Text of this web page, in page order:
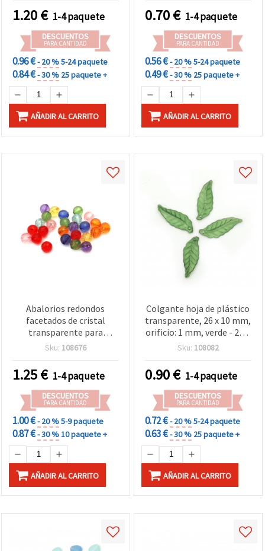
bisutería DIY
1.20€ 1-4 paquete
DESCUENTOS
PARA CANTIDAD
0.96 €- 20 %5-24 paquete
0.84 €- 30 % 25 paquete +
AÑADIR AL CARRITO
0.70€ 1-4 paquete
DESCUENTOS
PARA CANTIDAD
0.56 €- 20 %5-24 paquete
0.49 €- 30 % 25 paquete +
AÑADIR AL CARRITO
Abalorios redondos
facetados de cristal
transparente para
bisutería y manualidades,
colores surtidos - 50 g
(aprox. 90 piezas)
Sku: 108676
1.25€ 1-4 paquete
DESCUENTOS
PARA CANTIDAD
1.00 €- 20 %5-9 paquete
0.87 €- 30 %10 paquete +
AÑADIR AL CARRITO
Colgante hoja de plástico
transparente, 26 x 10 mm,
orificio: 1 mm, verde - 20 g
~86 uds
Sku: 108082
0.90€ 1-4 paquete
DESCUENTOS
PARA CANTIDAD
0.72 €- 20 %5-24 paquete
0.63 €- 30 % 25 paquete +
AÑADIR AL CARRITO